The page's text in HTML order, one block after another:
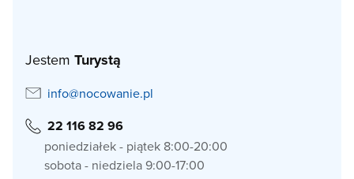
Jestem Turystą
info@nocowanie.pl
22 116 82 96
poniedziałek - piątek 8:00-20:00
sobota - niedziela 9:00-17:00